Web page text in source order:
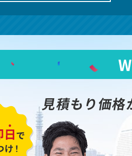
見積もり価格